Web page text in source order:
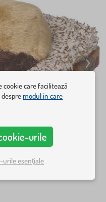
cookie care facilitează
despremodul în care
urile
urile esențiale